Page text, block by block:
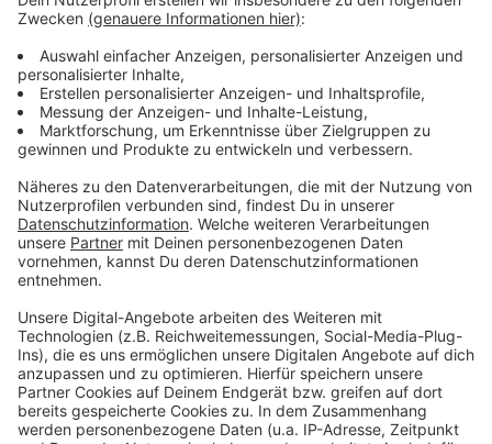
erhielt für fünf Fälle eine Strafe von elfeinhalb Jahren
soll wegen sechs Fällen für 12 Jahre in Haft.
Die Urteile erfüllen weitesgehend die orderungen der
Staatsanwaltschaft. Noch sind die Urteile nicht
des Hauptprozesses noch weitere Verfahren an, da
einige Fälle von Kindesmissbrauchs nicht Teil des
Hauptprozesses waren.
Anzeige